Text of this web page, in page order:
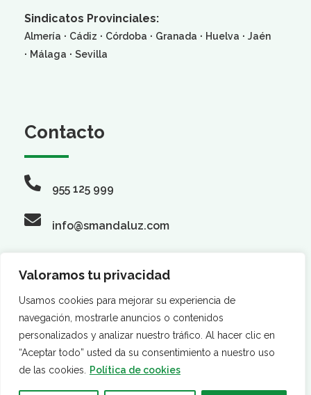
Valoramos tu privacidad
Usamos cookies para mejorar su experiencia de
navegación, mostrarle anuncios o contenidos
personalizados y analizar nuestro tráfico. Al hacer clic en
“Aceptar todo” usted da su consentimiento a nuestro uso
de las cookies.
Política de cookies
Sindicatos Provinciales:
Almería · Cádiz · Córdoba · Granada · Huelva · Jaén
· Málaga · Sevilla
Contacto
955 125 999
info@smandaluz.com
Síguenos